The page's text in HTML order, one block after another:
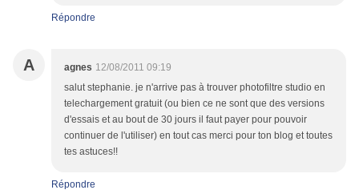
Répondre
A agnes 12/08/2011 09:19
salut stephanie. je n'arrive pas à trouver photofiltre studio en
telechargement gratuit (ou bien ce ne sont que des versions
d'essais et au bout de 30 jours il faut payer pour pouvoir
continuer de l'utiliser) en tout cas merci pour ton blog et toutes
tes astuces!!
Répondre